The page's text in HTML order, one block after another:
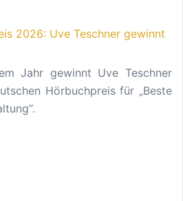
2026: Uve Teschner gewinnt
Jahr gewinnt Uve Teschner
Hörbuchpreis für „Beste